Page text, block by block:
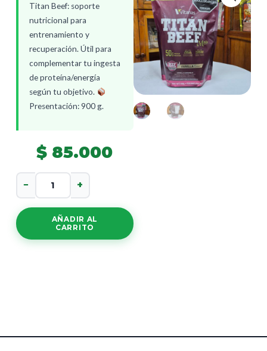
Titan Beef: soporte
nutricional para
entrenamiento y
recuperación. Útil para
complementar tu ingesta
de proteína/energía
según tu objetivo.
Presentación: 900 g.
$ 85.000
Titan
cantidad
− +
AÑADIR AL
CARRITO